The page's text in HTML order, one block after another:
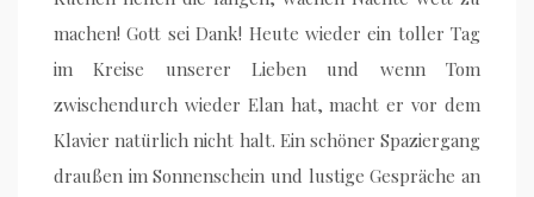
machen! Gott sei Dank! Heute wieder ein toller Tag
im Kreise unserer Lieben und wenn Tom
zwischendurch wieder Elan hat, macht er vor dem
Klavier natürlich nicht halt. Ein schöner Spaziergang
draußen im Sonnenschein und lustige Gespräche an